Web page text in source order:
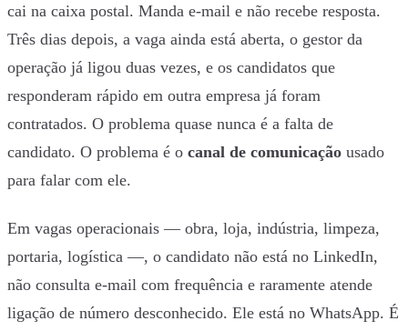
cai na caixa postal. Manda e-mail e não recebe resposta.
Três dias depois, a vaga ainda está aberta, o gestor da
operação já ligou duas vezes, e os candidatos que
responderam rápido em outra empresa já foram
contratados. O problema quase nunca é a falta de
candidato. O problema é o canal de comunicação usado
para falar com ele.
Em vagas operacionais — obra, loja, indústria, limpeza,
portaria, logística —, o candidato não está no LinkedIn,
não consulta e-mail com frequência e raramente atende
ligação de número desconhecido. Ele está no WhatsApp. É